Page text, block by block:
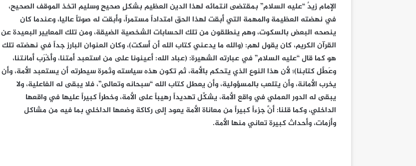
الإمام زيدٌ “عليه السلام” بمقتضى انتمائه لهذا الدين العظيم بشكلٍ صحيحٍ وسليم اتخذ الموقف الصحيح،
في نهضته العظيمة والمهمة التي أبقت لهذا الحق امتداداً مستمراً، وأبقت له صوتاً عاليا، وعندما كان
ينصحه البعض بالسكوت، وهم ينطلقون من تلك الحسابات الشخصية الضيقة، ومن تلك المعايير البعيدة عن
القرآن الكريم، كان يقول لهم: (والله ما يدعني كتاب الله أن أسكت)، وكان العنوان البارز جداً في نهضته تلك
هو كما قال “عليه السلام” في عبارته الشهيرة: (عباد الله: أعينونا على من استعبد أمتنا، وأَخْرَب أمانتنا،
وعَطَّل كتابنا)؛ لأن هذا النوع الذي يتحكم بالأمة، ثم تكون هذه سياسته وثمرة سيطرته أن يستعبد الأمة، وأن
يخرب الأمانة، وأن يتلعب بالمسؤولية، وأن يعطل كتاب الله “سبحانه وتعالى”، فلا يبقى له الفاعلية، ولا
يبقى له الدور العملي في واقع الأمة، يشكِّل تهديداً رهيباً على الأمة، وخطراً كبيراً عليها في واقعها
الداخلي، وكما قلنا: أنَّ جزءاً كبيراً من معاناة الأمة يعود إلى ركاكة وضعها الداخلي بما فيه من مشاكل
وأزمات، وأحداث كبيرة تعاني منها الأمة.